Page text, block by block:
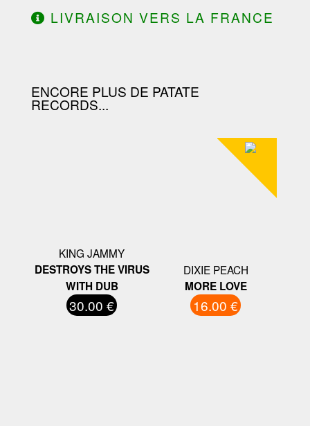
LIVRAISON VERS LA FRANCE
ENCORE PLUS DE PATATE
RECORDS...
KING JAMMY
DESTROYS THE VIRUS
WITH DUB
30.00 €
DIXIE PEACH
MORE LOVE
16.00 €